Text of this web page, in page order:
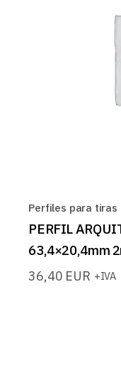
Perfiles para tiras
PERFIL
63,4×20,4mm
36,40 EUR +IVA